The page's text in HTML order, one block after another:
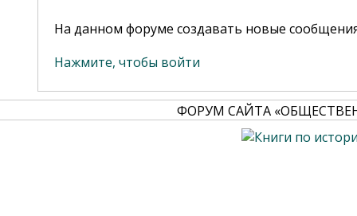
На данном форуме создавать новые
Нажмите, чтобы войти
ФОРУМ САЙТА